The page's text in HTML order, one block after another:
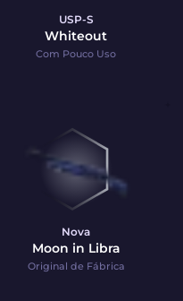
USP-S
Whiteout
Com Pouco Uso
Nova
Moon in Libra
Original de Fábrica